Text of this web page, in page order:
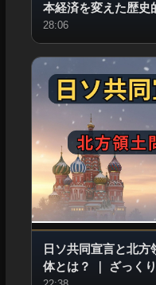
本経済を変えた歴史
28:06
日ソ共同宣言と北方
体とは？
｜ ざっく